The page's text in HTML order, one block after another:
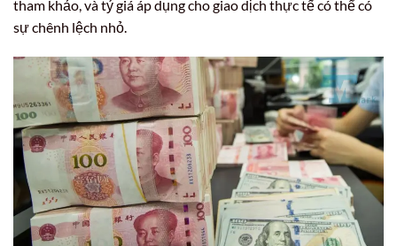
tham khảo, và tỷ giá áp dụng cho giao dịch thực tế có thể có
sự chênh lệch nhỏ.